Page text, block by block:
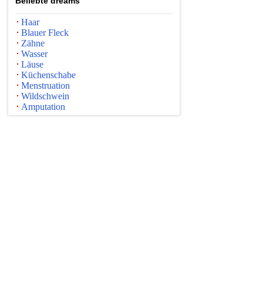
Haar
Blauer Fleck
Zähne
Wasser
Läuse
Küchenschabe
Menstruation
Wildschwein
Amputation